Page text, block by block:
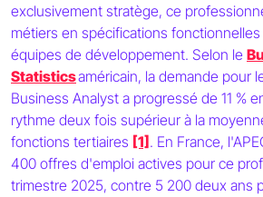
exclusivement stratège, ce
métiers en spécifications
équipes de développement. Selon le
Statisticsaméricain, la demande pour
Business Analyst a progressé de 11 %
rythme deux fois supérieur à la
fonctions tertiaires [1] . En France,
400 offres d'emploi actives pour ce
trimestre 2025, contre 5 200 deux ans